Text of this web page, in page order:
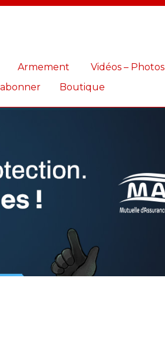
Armement
Vidéos – Photos
Boutique